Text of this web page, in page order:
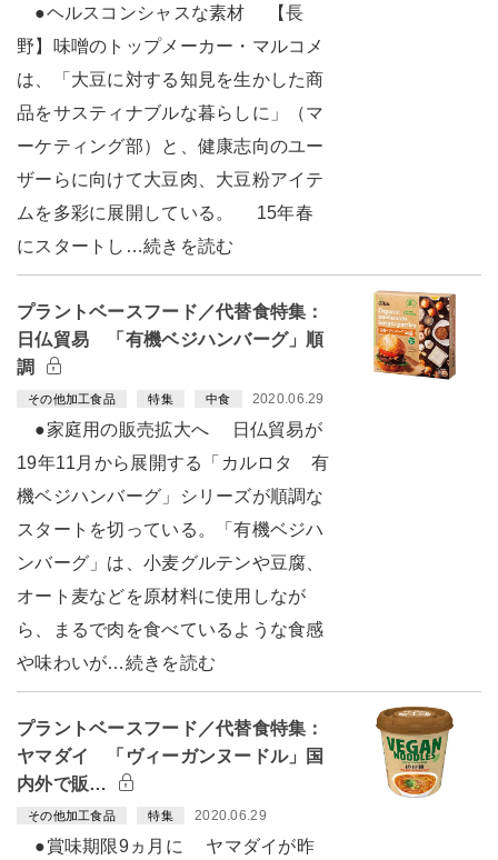
●ヘルスコンシャスな素材 【長
野】味噌のトップメーカー・マルコメ
は、「大豆に対する知見を生かした商
品をサスティナブルな暮らしに」（マ
ーケティング部）と、健康志向のユー
ザーらに向けて大豆肉、大豆粉アイテ
ムを多彩に展開している。 15年春
にスタートし…続きを読む
プラントベースフード／代替食特集：
日仏貿易 「有機ベジハンバーグ」順
調
その他加工食品 特集 中食 2020.06.29
●家庭用の販売拡大へ 日仏貿易が
19年11月から展開する「カルロタ 有
機ベジハンバーグ」シリーズが順調な
スタートを切っている。「有機ベジハ
ンバーグ」は、小麦グルテンや豆腐、
オート麦などを原材料に使用しなが
ら、まるで肉を食べているような食感
や味わいが…続きを読む
プラントベースフード／代替食特集：
ヤマダイ 「ヴィーガンヌードル」国
内外で販…
その他加工食品 特集 2020.06.29
●賞味期限9ヵ月に ヤマダイが昨